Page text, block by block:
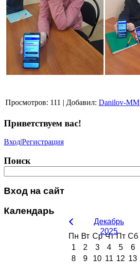
Просмотров: 111 | Добавил: Danilov-MM
Приветствуем вас!
Вход|Регистрация
Поиск
Вход на сайт
Календарь
Декабрь
2025
Пн Вт Ср Чт Пт Сб
1
2 3 4 5 6
8
9 10 11 12 13